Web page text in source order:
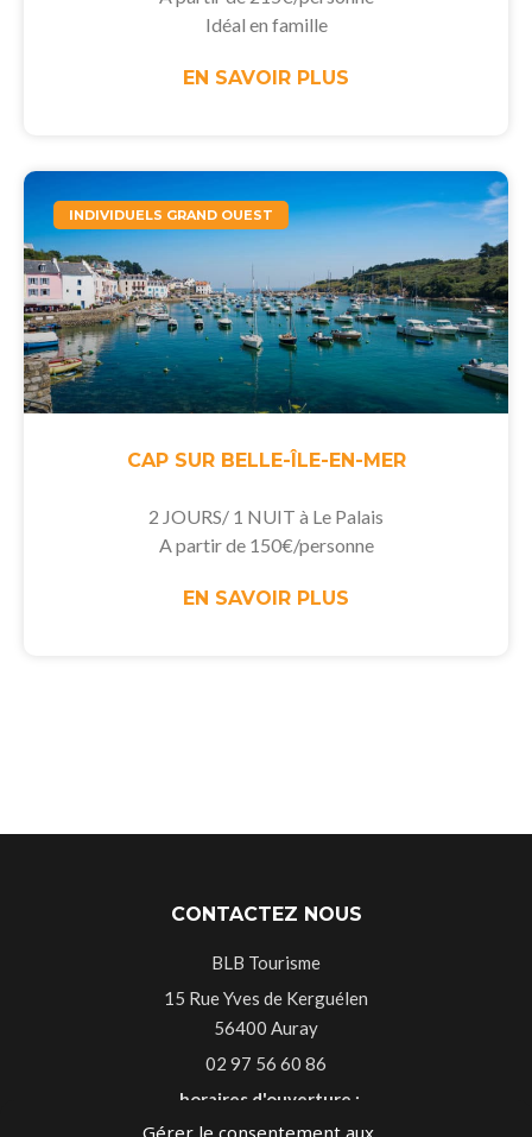
Gérer le consentement aux
Idéal en famille
EN SAVOIR PLUS
INDIVIDUELS GRAND OUEST
CAP SUR BELLE-ÎLE-EN-MER
2 JOURS/ 1 NUIT à Le Palais
A partir de 150€/personne
EN SAVOIR PLUS
CONTACTEZ NOUS
BLB Tourisme
15 Rue Yves de Kerguélen
56400 Auray
02 97 56 60 86
horaires d'ouverture :
Du lundi au vendredi 9h30-13h00 14h-18h30